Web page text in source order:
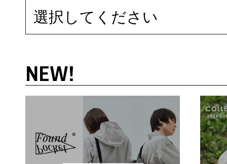
選択してください
NEW!